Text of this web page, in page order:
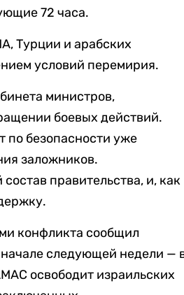
72 часа.
Турции и арабских
условий перемирия.
министров,
боевых действий.
по безопасности уже
заложников.
правительства, и, как
конфликта сообщил
следующей недели —
освободит израильских